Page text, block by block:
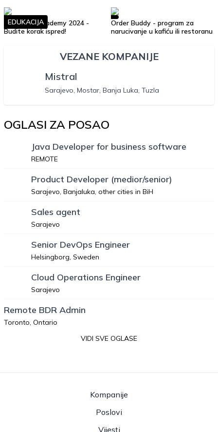
Soft Skills Academy 2024 -
Budite korak ispred!
EDUKACIJA
Order Buddy - program za
narucivanje u kafiću ili restoranu
VEZANE KOMPANIJE
Mistral
Sarajevo, Mostar, Banja Luka, Tuzla
OGLASI ZA POSAO
Java Developer for business software
REMOTE
Product Developer (medior/senior)
Sarajevo, Banjaluka, other cities in BiH
Sales agent
Sarajevo
Senior DevOps Engineer
Helsingborg, Sweden
Cloud Operations Engineer
Sarajevo
Remote BDR Admin
Toronto, Ontario
VIDI SVE OGLASE
Kompanije
Poslovi
Vijesti